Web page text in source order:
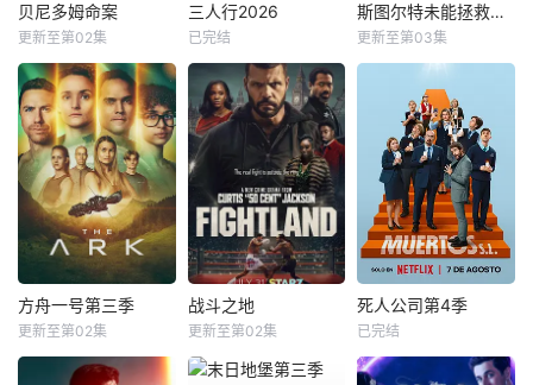
贝尼多姆命案
更新至第02集
三人行2026
已完结
斯图尔特未能拯救宇宙
更新至第03集
方舟一号第三季
更新至第02集
战斗之地
更新至第02集
死人公司第4季
已完结